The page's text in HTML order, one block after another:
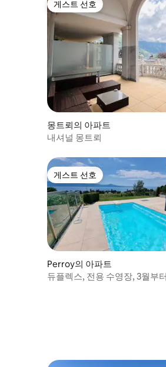
게스트 선호
게스트 선호
몽트뢰의 아파트
내셔널 몽트뢰
게스트 선호
게스트 선호
Perroy의 아파트
듀플렉스, 전용 수영장, 3월부